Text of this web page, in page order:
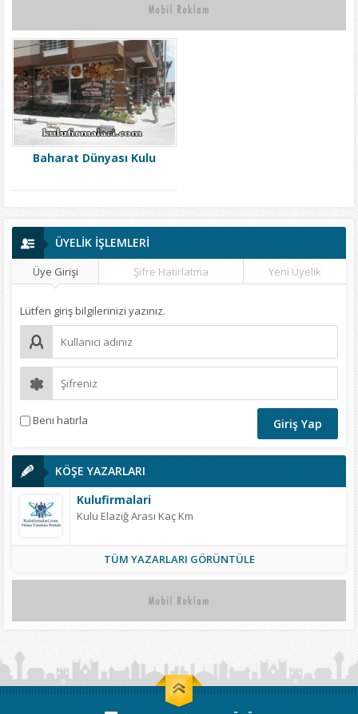
Baharat Dünyası Kulu
ÜYELİK İŞLEMLERİ
Üye Girişi Şifre Hatırlatma Yeni Üyelik
Lütfen giriş bilgilerinizi yazınız.
Beni hatırla
KÖŞE YAZARLARI
Kulufirmalari
Kulu Elazığ Arası Kaç Km
TÜM YAZARLARI GÖRÜNTÜLE